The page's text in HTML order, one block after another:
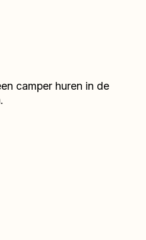
camper huren in de